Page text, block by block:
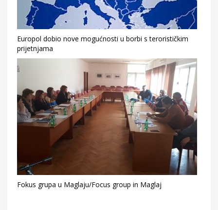
Europol dobio nove mogućnosti u borbi s terorističkim
prijetnjama
Fokus grupa u Maglaju/Focus group in Maglaj